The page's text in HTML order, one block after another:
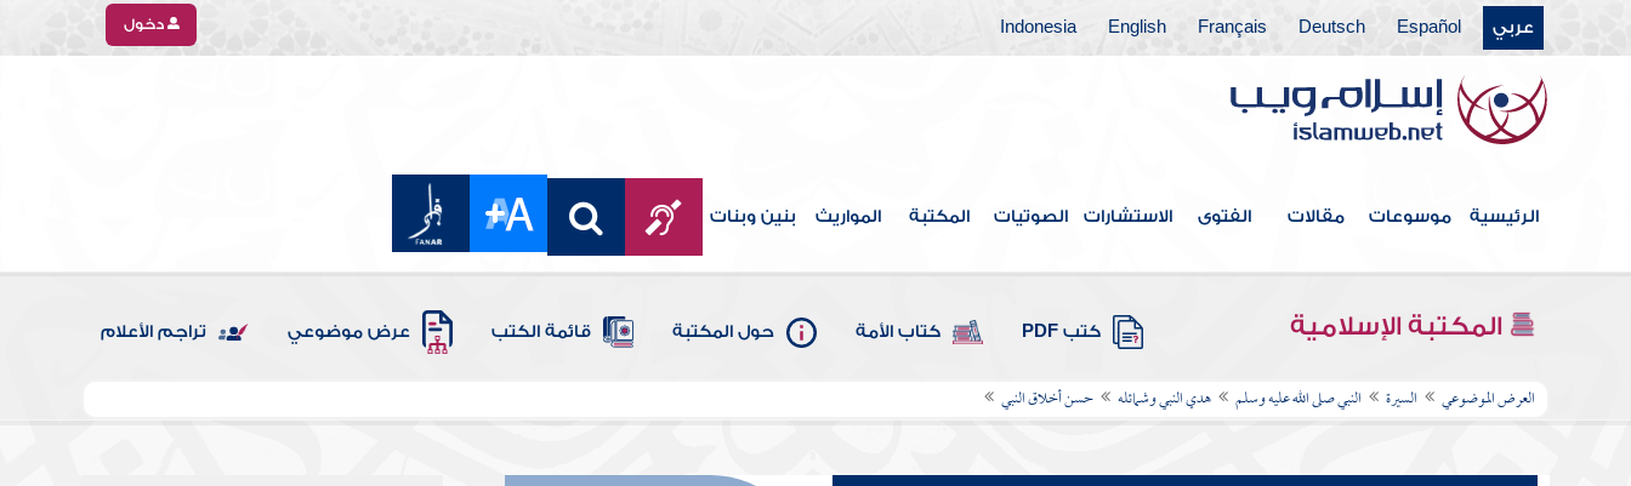
عربي Español
Deutsch
Français
English
Indonesia دخول
الرئيسية موسوعات مقالات الفتوى الاستشارات الصوتيات المكتبة المواريث بنين وبنات
المكتبة الإسلامية كتب PDF كتاب الأمة حول المكتبة قائمة الكتب عرض موضوعي تراجم الأعلام
العرض الموضوعي السيرة النبي صلى الله عليه وسلم هدي النبي وشمائله حسن أخلاق النبي